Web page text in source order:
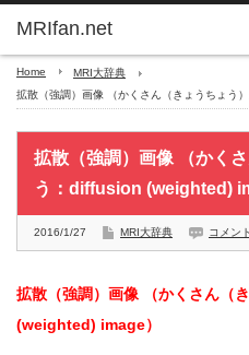
MRIfan.net
Home
MRI大辞典
拡散（強調）画像 （かくさん（きょうちょう
拡散（強調）画像 （かく
う：diffusion (weighted)
2016/1/27 MRI大辞典 コメン
拡散（強調）画像 （かくさん（
(weighted) image）